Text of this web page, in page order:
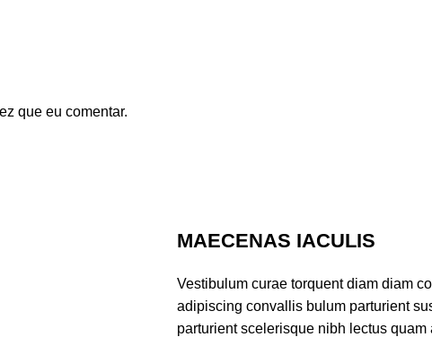
que eu comentar.
MAECENAS IACULIS
Vestibulum curae torquent diam diam
adipiscing convallis bulum parturient
parturient scelerisque nibh lectus